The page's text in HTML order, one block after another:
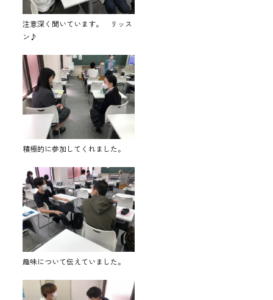
注意深く聞いています。 リッス
ン♪
積極的に参加してくれました。
趣味について伝えていました。